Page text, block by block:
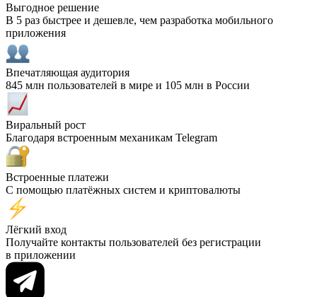
Выгодное решение
В 5 раз быстрее и дешевле, чем разработка мобильного
приложения
Впечатляющая аудитория
845 млн пользователей в мире и 105 млн в России
Виральный рост
Благодаря встроенным механикам Telegram
Встроенные платежи
С помощью платёжных систем и криптовалюты
Лёгкий вход
Получайте контакты пользователей без регистрации
в приложении